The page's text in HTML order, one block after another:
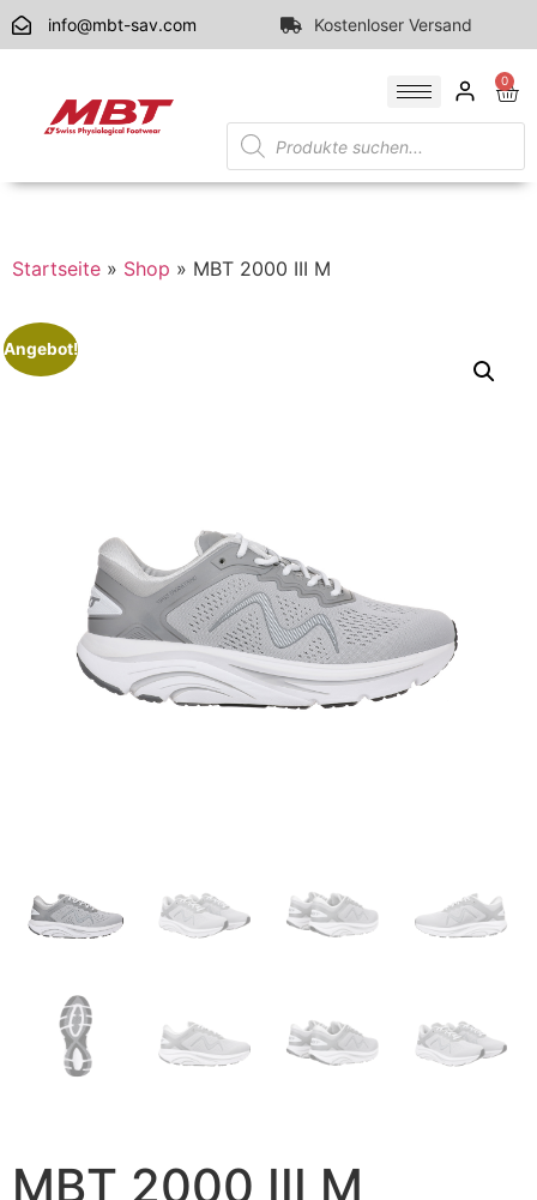
info@mbt-sav.com Kostenloser Versand
0
Startseite » Shop » MBT 2000 III M
Angebot!
MBT 2000 III M